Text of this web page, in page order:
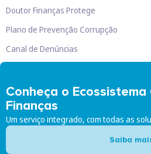
Conheça o
Finanças
Um serviço integrado, com todas as
Saiba
Doutor Finanças Protege
Plano de Prevenção Corrupção
Canal de Denúncias
Doutor Finanças, Lda